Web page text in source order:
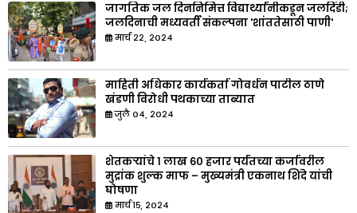
जागतिक जल दिननिमित्त विद्यार्थ्यांनीकडून जलदिंडी;
जलदिनाची मध्यवर्ती संकल्पना 'शांततेसाठी पाणी'
मार्च २२, २०२४
माहिती अधिकार कार्यकर्ता गोवर्धन पाटील ठाणे
खंडणी विरोधी पथकाच्या ताब्यात
जुलै ०४, २०२४
शेतकऱ्यांचे १ लाख ६० हजार पर्यंतच्या कर्जावरील
मुद्रांक शुल्क माफ – मुख्यमंत्री एकनाथ शिंदे यांची
घोषणा
मार्च १५, २०२४